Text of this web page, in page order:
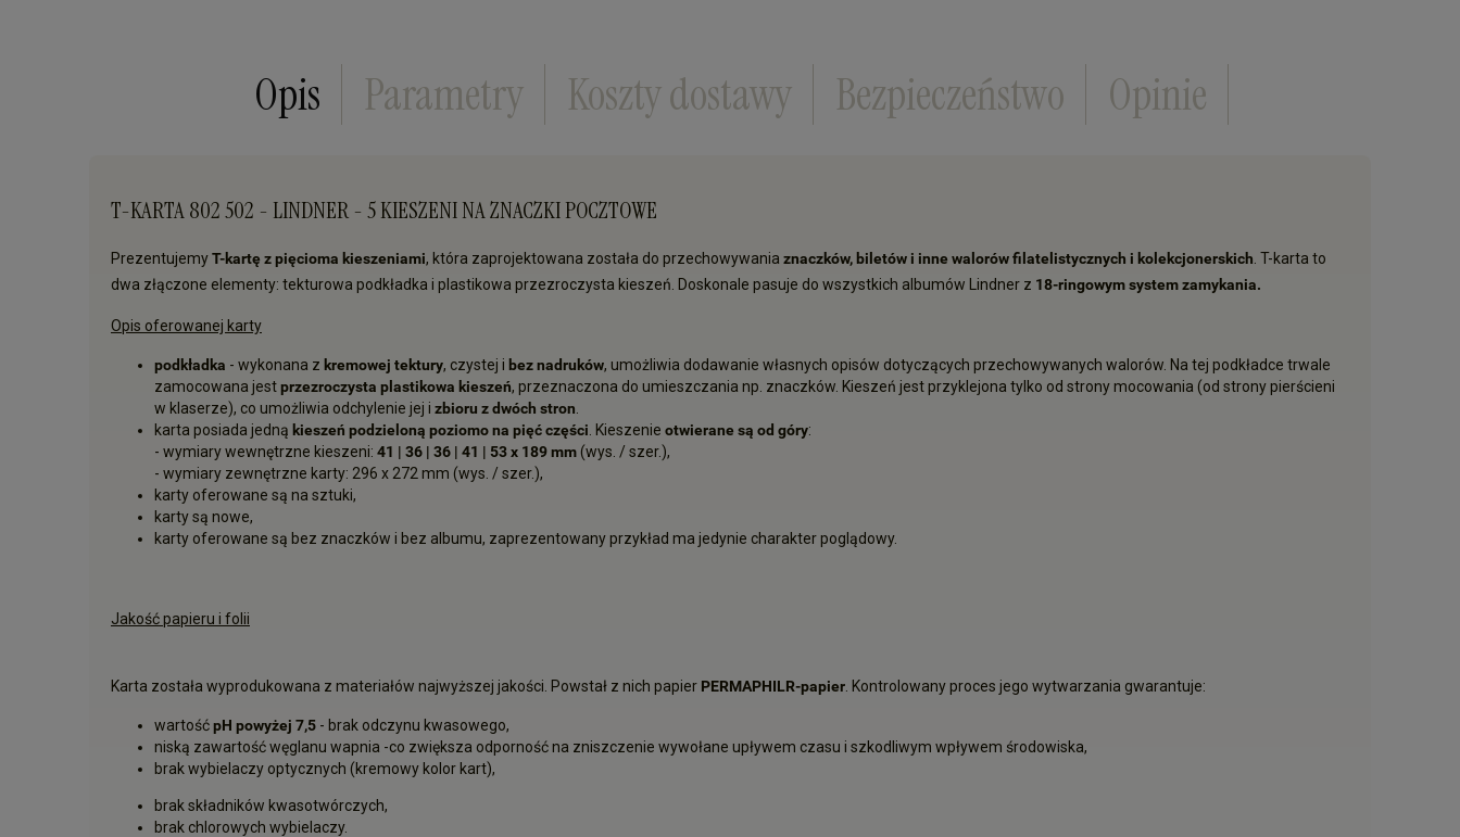
Opis Parametry Koszty dostawy Bezpieczeństwo Opinie
T-KARTA 802 502 - LINDNER - 5 KIESZENI NA ZNACZKI POCZTOWE
PrezentujemyT-kartę z pięcioma kieszeniami, która zaprojektowana została do przechowywania znaczków, biletów i inne walorów filatelistycznych i kolekcjonerskich . T-karta to
dwa złączone elementy: tekturowa podkładka i plastikowa przezroczysta kieszeń. Doskonale pasuje do wszystkich albumów Lindner z 18-ringowym system zamykania.
Opis oferowanej karty
podkładka - wykonana z kremowej tektury, czystej i bez nadruków, umożliwia dodawanie własnych opisów dotyczących przechowywanych walorów. Na tej podkładce trwale
zamocowana jestprzezroczysta plastikowa kieszeń, przeznaczona do umieszczania np. znaczków. Kieszeń jest przyklejona tylko od strony mocowania (od strony pierścieni
w klaserze), co umożliwia odchylenie jej i zbioru z dwóch stron
karta posiada jedną kieszeń podzieloną poziomo na pięć części . Kieszenie otwierane są od góry:
- wymiary wewnętrzne kieszeni: 41 | 36 | 36 | 41 | 53 x 189 mm(wys. / szer.),
- wymiary zewnętrzne karty: 296 x 272 mm (wys. / szer.),
karty oferowane są na sztuki,
karty są nowe,
karty oferowane są bez znaczków i bez albumu, zaprezentowany przykład ma jedynie charakter poglądowy.
Jakość papieru i folii
Karta została wyprodukowana z materiałów najwyższej jakości. Powstał z nich papier PERMAPHILR-papier . Kontrolowany proces jego wytwarzania gwarantuje:
wartośćpH powyżej 7,5 - brak odczynu kwasowego,
niską zawartość węglanu wapnia -co zwiększa odporność na zniszczenie wywołane upływem czasu i szkodliwym wpływem środowiska,
brak wybielaczy optycznych (kremowy kolor kart),
brak składników kwasotwórczych,
brak chlorowych wybielaczy.